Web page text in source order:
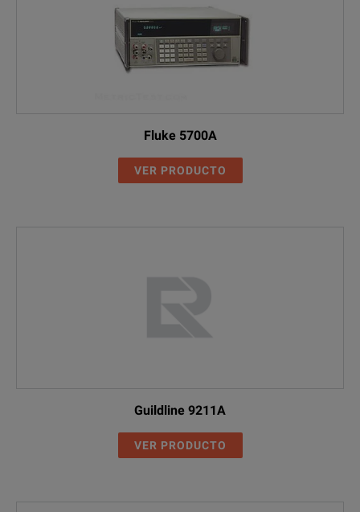
Fluke 5700A
VER PRODUCTO
Guildline 9211A
VER PRODUCTO